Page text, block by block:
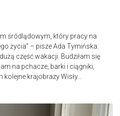
śródlądowym, który pracy na
życia” – pisze Ada Tymińska.
część wakacji. Budziłam się
na pchacze, barki i ciągniki,
krajobrazy Wisły...